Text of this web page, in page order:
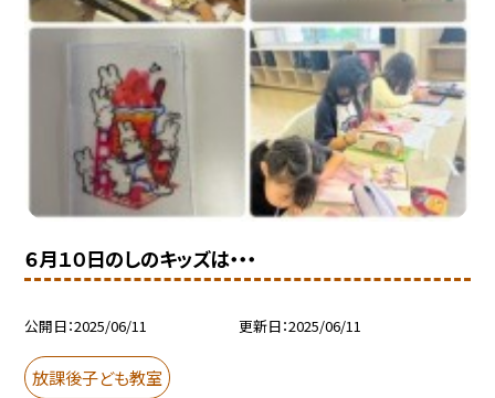
６月１０日のしのキッズは・・・
公開日 2025/06/11 更新日 2025/06/11
放課後子ども教室